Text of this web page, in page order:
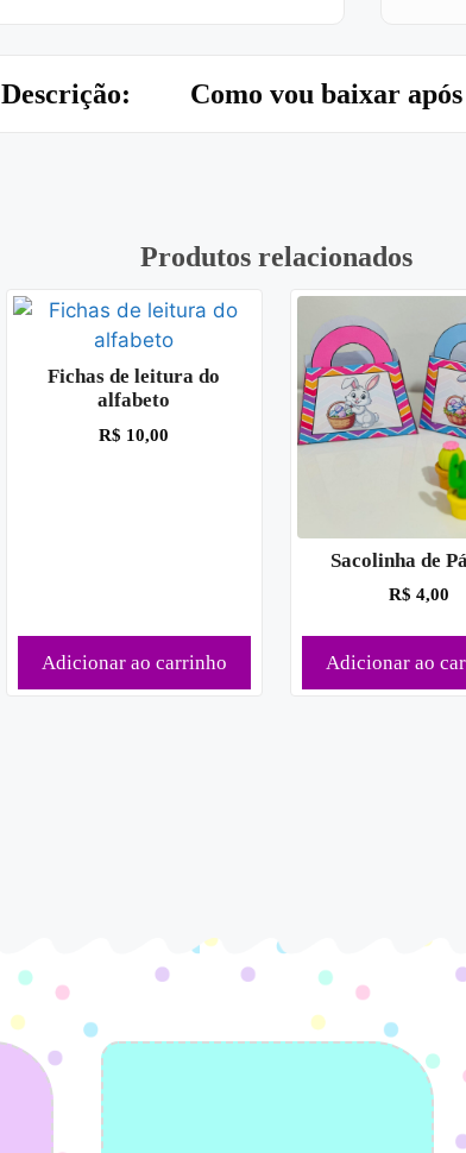
Descrição: Como vou baixar
Produtos relacionados
Fichas de leitura do
alfabeto
R$ 10,00
Adicionar ao carrinho
Sacolinha de
R$ 4,00
Adicionar ao